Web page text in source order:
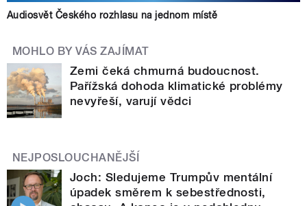
Audiosvět Českého rozhlasu na jednom místě
MOHLO BY VÁS ZAJÍMAT
Zemi čeká chmurná budoucnost.
Pařížská dohoda klimatické problémy
nevyřeší, varují vědci
NEJPOSLOUCHANĚJŠÍ
Joch: Sledujeme Trumpův mentální
úpadek směrem k sebestřednosti,